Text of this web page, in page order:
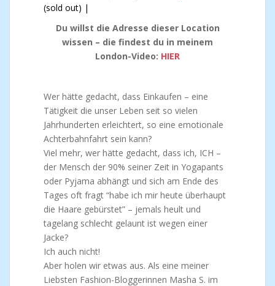
(sold out) |
Du willst die Adresse dieser Location
wissen – die findest du in meinem
London-Video: HIER
Wer hätte gedacht, dass Einkaufen – eine
Tätigkeit die unser Leben seit so vielen
Jahrhunderten erleichtert, so eine emotionale
Achterbahnfahrt sein kann?
Viel mehr, wer hätte gedacht, dass ich, ICH –
der Mensch der 90% seiner Zeit in Yogapants
oder Pyjama abhängt und sich am Ende des
Tages oft fragt “habe ich mir heute überhaupt
die Haare gebürstet” – jemals heult und
tagelang schlecht gelaunt ist wegen einer
Jacke?
Ich auch nicht!
Aber holen wir etwas aus. Als eine meiner
Liebsten Fashion-Bloggerinnen Masha S. im